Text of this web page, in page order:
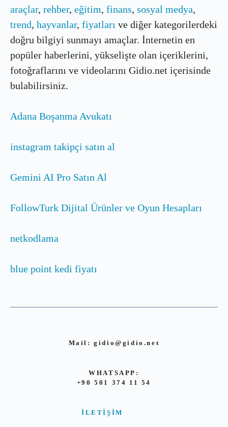
araçlar, rehber, eğitim, finans, sosyal medya,
trend, hayvanlar, fiyatları ve diğer kategorilerdeki
doğru bilgiyi sunmayı amaçlar. İnternetin en
popüler haberlerini, yükselişte olan içeriklerini,
fotoğraflarını ve videolarını Gidio.net içerisinde
bulabilirsiniz.
Adana Boşanma Avukatı
instagram takipçi satın al
Gemini AI Pro Satın Al
FollowTurk Dijital Ürünler ve Oyun Hesapları
netkodlama
blue point kedi fiyatı
Mail: gidio@gidio.net
WHATSAPP:
+90 501 374 11 54
İLETIŞIM